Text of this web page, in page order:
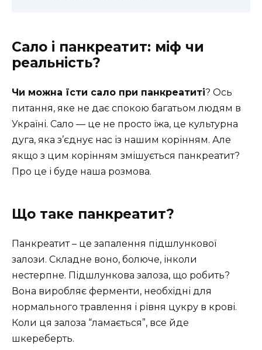
Сало і панкреатит: міф чи
реальність?
Чи можна їсти сало при панкреатиті? Ось
питання, яке не дає спокою багатьом людям в
Україні. Сало — це не просто їжа, це культурна
дуга, яка з’єднує нас із нашим корінням. Але
якщо з цим корінням змішується панкреатит?
Про це і буде наша розмова.
Що таке панкреатит?
Панкреатит – це запалення підшлункової
залози. Складне воно, болюче, інколи
нестерпне. Підшлункова залоза, що робить?
Вона виробляє ферменти, необхідні для
нормального травлення і рівня цукру в крові.
Коли ця залоза “ламається”, все йде
шкереберть.